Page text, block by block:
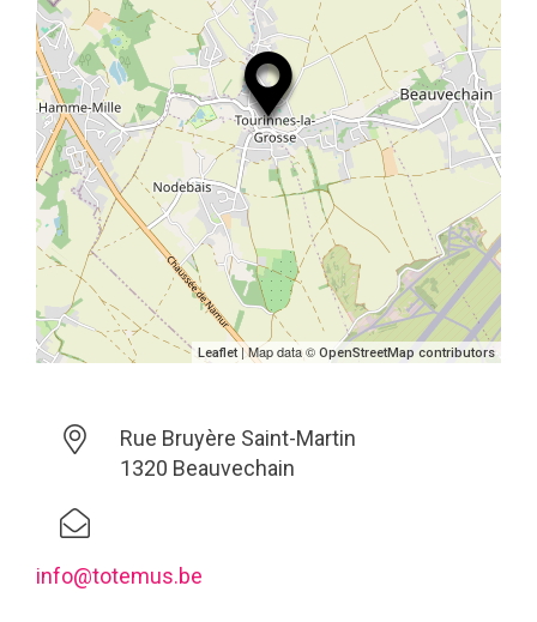
Leaflet| Map data © OpenStreetMap contributors
Rue Bruyère Saint-Martin
1320 Beauvechain
info@totemus.be